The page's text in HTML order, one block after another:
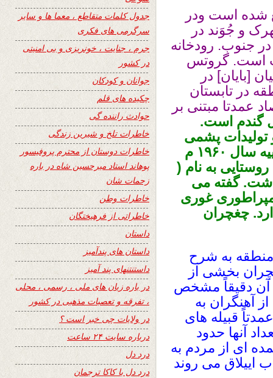
شده است ودر
و جُوَند در
جنوب. رودخانه
است. گروتس
[بایان] در
در تابستان
عمدتا مبتنی بر
گندم است.
پشمى
توسط زنان انجام می شود. مطابق احصاییه سال ۱۹۶۰ م
روستایی به نام (
گفته می
غوری
چغچران
هـ ش این منطقه به شرح
بخشی از
آن دقیقاً مشخص
آهنگران به
قبیله های
آنها حدود
ای از مردم به
اییلاق می روند
جدول کلمات متقاطع ، معما ها و سایر
سرگرمی های فکری
جرم ، جنایت ، خونریزی و بی امنیتی
در کشور
جوانان و کودکان
چکیده های قلم
حوادث راننده گی
خاطرات تلخ و شیرین زندگی
خاطرات دوستان از محترم پروفیسور
پوهاند استاد میرحسین شاه در باره
زحمات شان
خاطرات وطن
خاطراتی از فرهیختگان
داستان
داستان های پندآمیز
داستنتنهای پند آمیز
در باره زبان های ملی ، رسمی ، محلی
، تفرقه و تعصبات مذهبی در کشور
در ولایات چی خبر است ؟
درباره سایت ۲۴ ساعت
درد دل
درد دل با کاکا ترجمان